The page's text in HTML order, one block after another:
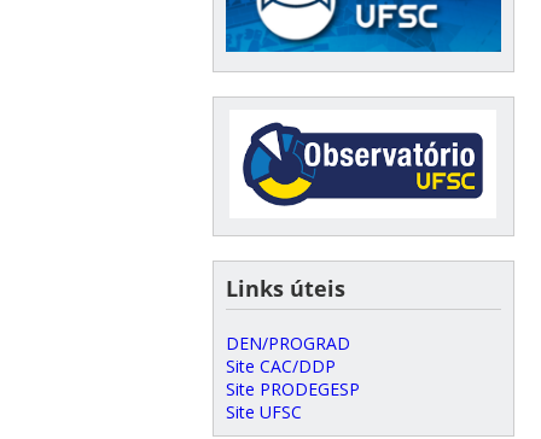
Links úteis
DEN/PROGRAD
Site CAC/DDP
Site PRODEGESP
Site UFSC